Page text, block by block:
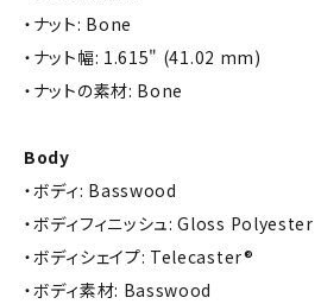
・ナット: Bone
・ナット幅: 1.615" (41.02 mm)
・ナットの素材: Bone
Body
・ボディ: Basswood
・ボディフィニッシュ: Gloss Polyester
・ボディシェイプ: Telecaster®
・ボディ素材: Basswood